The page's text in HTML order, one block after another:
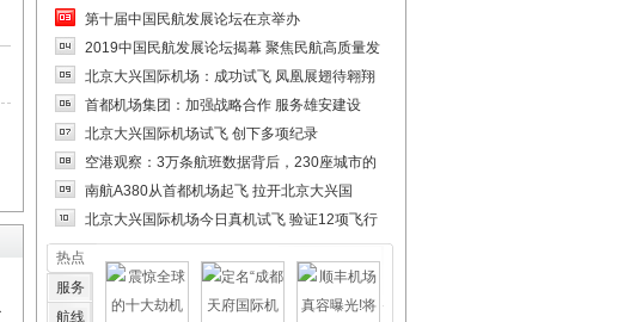
第十届中国民航发展论坛在京举办
2019中国民航发展论坛揭幕 聚焦民航高质量发
北京大兴国际机场：成功试飞 凤凰展翅待翱翔
首都机场集团：加强战略合作 服务雄安建设
北京大兴国际机场试飞 创下多项纪录
空港观察：3万条航班数据背后，230座城市的
南航A380从首都机场起飞 拉开北京大兴国
北京大兴国际机场今日真机试飞 验证12项飞行
热点
服务
航线